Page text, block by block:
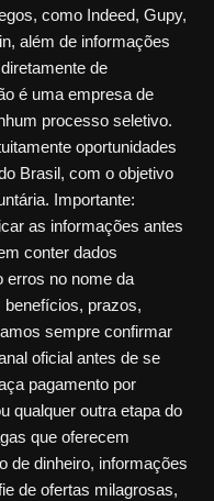
como Indeed, Gupy,
além de informações
de
é uma empresa de
processo seletivo.
oportunidades
Brasil, com o objetivo
Importante:
as informações antes
conter dados
erros no nome da
prazos,
sempre confirmar
oficial antes de se
pagamento por
qualquer outra etapa do
que oferecem
de dinheiro, informações
de ofertas milagrosas,